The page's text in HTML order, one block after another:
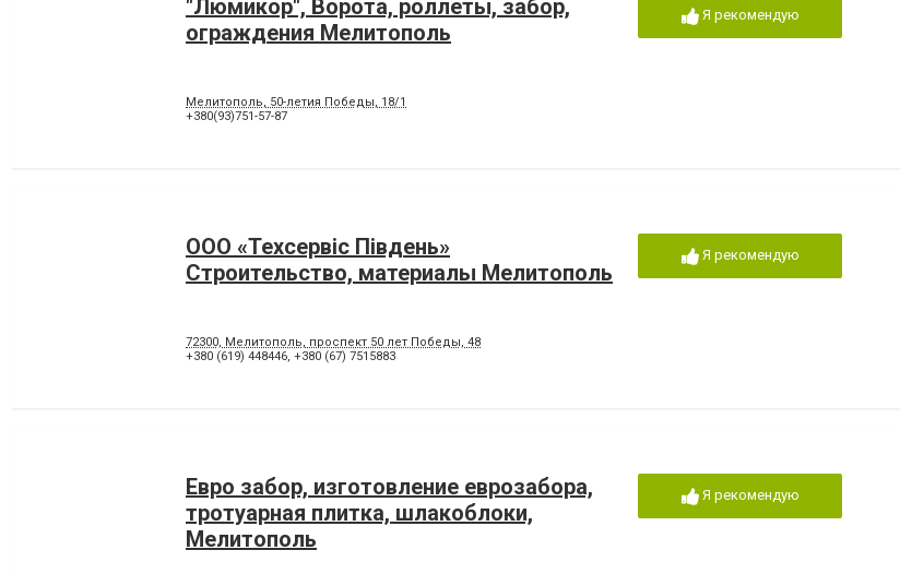
"Люмикор", Ворота, роллеты, забор,
ограждения Мелитополь
Мелитополь, 50-летия Победы, 18/1
+380(93)751-57-87
Я рекомендую
ООО «Техсервiс Пiвдень»
Строительство, материалы Мелитополь
72300, Мелитополь, проспект 50 лет Победы, 48
+380 (619) 448446, +380 (67) 7515883
Я рекомендую
Евро забор, изготовление еврозабора,
тротуарная плитка, шлакоблоки,
Мелитополь
Я рекомендую